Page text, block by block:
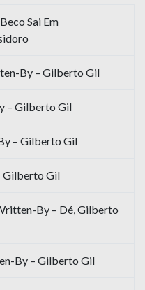
Sai Em
By – Gilberto Gil
– Gilberto Gil
– Gilberto Gil
Gilberto Gil
By – Dé, Gilberto
By – Gilberto Gil